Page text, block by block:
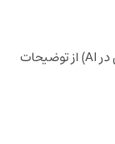
تحلیل مبتنی بر NLP (پردازش زبان طبیعی در AI) از توضیحات